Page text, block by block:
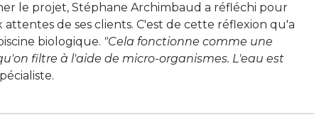
le projet, Stéphane Archimbaud a réfléchi pour
de ses clients. C'est de cette réflexion qu'a
biologique. "Cela fonctionne comme une
filtre à l'aide de micro-organismes. L'eau est